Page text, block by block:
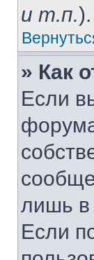
и т.п.).
» Как
Если
лишь в
Если